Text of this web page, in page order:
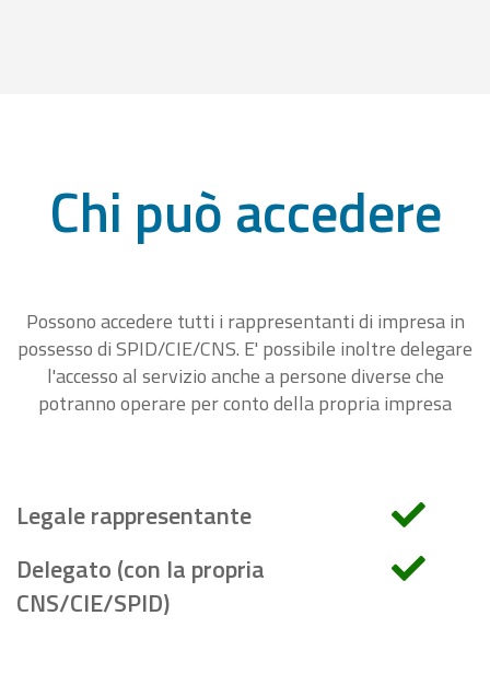
Chi può accedere
Possono accedere tutti i rappresentanti di impresa in
possesso di SPID/CIE/CNS. E' possibile inoltre delegare
l'accesso al servizio anche a persone diverse che
potranno operare per conto della propria impresa
Legale rappresentante
Delegato (con la propria
CNS/CIE/SPID)